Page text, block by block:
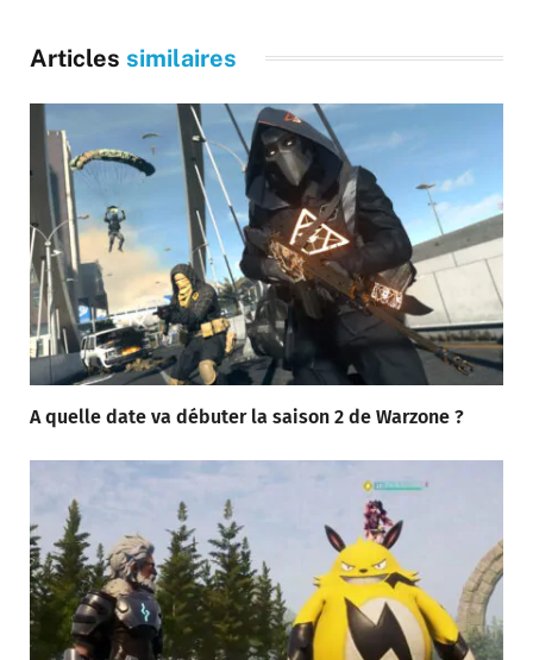
Articles similaires
A quelle date va débuter la saison 2 de Warzone ?